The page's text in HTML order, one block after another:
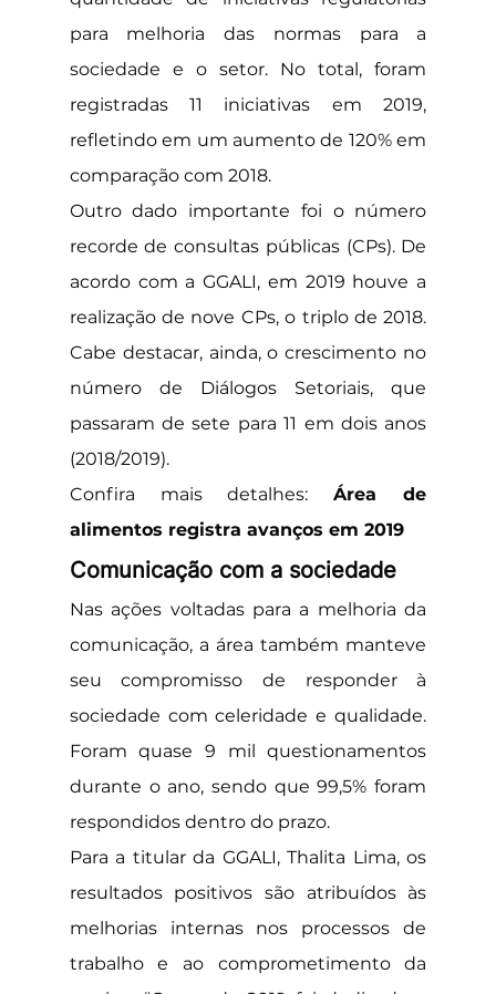
para melhoria das normas para a
sociedade e o setor. No total, foram
registradas 11 iniciativas em 2019,
refletindo em um aumento de 120% em
comparação com 2018.
Outro dado importante foi o número
recorde de consultas públicas (CPs). De
acordo com a GGALI, em 2019 houve a
realização de nove CPs, o triplo de 2018.
Cabe destacar, ainda, o crescimento no
número de Diálogos Setoriais, que
passaram de sete para 11 em dois anos
(2018/2019).
Confira mais detalhes: Área de
alimentos registra avanços em 2019
Comunicação com a sociedade
Nas ações voltadas para a melhoria da
comunicação, a área também manteve
seu compromisso de responder à
sociedade com celeridade e qualidade.
Foram quase 9 mil questionamentos
durante o ano, sendo que 99,5% foram
respondidos dentro do prazo.
Para a titular da GGALI, Thalita Lima, os
resultados positivos são atribuídos às
melhorias internas nos processos de
trabalho e ao comprometimento da